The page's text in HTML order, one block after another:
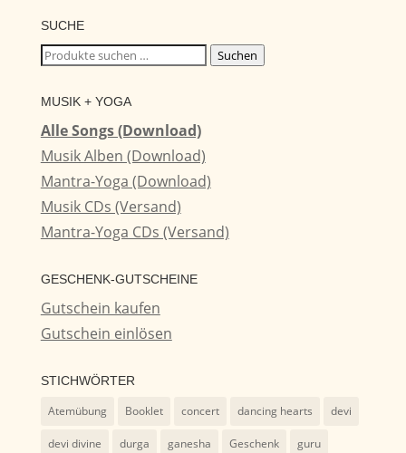
SUCHE
Suchen
Suchen
MUSIK + YOGA
Alle Songs (Download)
Musik Alben (Download)
Mantra-Yoga (Download)
Musik CDs (Versand)
Mantra-Yoga CDs (Versand)
GESCHENK-GUTSCHEINE
Gutschein kaufen
Gutschein einlösen
STICHWÖRTER
Atemübung Booklet concert dancing hearts devi
devi divine durga ganesha Geschenk guru